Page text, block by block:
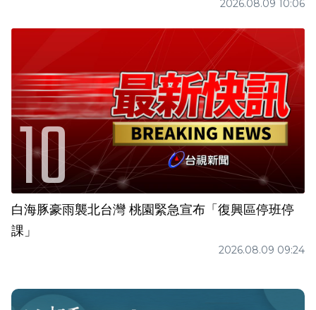
2026.08.09 10:06
白海豚豪雨襲北台灣 桃園緊急宣布「復興區停班停
課」
2026.08.09 09:24